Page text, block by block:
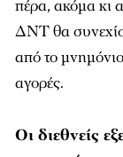
από το
αγορές.
Οι διεθνείς